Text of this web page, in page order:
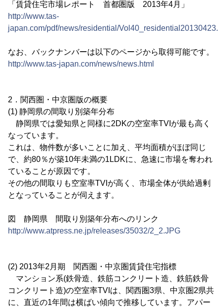
「賃貸住宅市場レポート 首都圏版 2013年4月」
http://www.tas-
japan.com/pdf/news/residential/
なお、バックナンバーは以下のページから取得可能です。
http://www.tas-japan.com/news/news.html
2．関西圏・中京圏版の概要
(1) 静岡県の間取り別築年分布
静岡県では愛知県と同様に2DKの空室率TVIが最も高く
なっています。
これは、物件数が多いことに加え、平均面積がほぼ同じ
で、約80％が築10年未満の1LDKに、急速に市場を奪われ
ていることが原因です。
その他の間取りも空室率TVIが高く、市場全体が供給過剰
となっていることが伺えます。
図 静岡県 間取り別築年分布へのリンク
http://www.atpress.ne.jp/releases/35032/2_2.JPG
(2) 2013年2月期 関西圏・中京圏賃貸住宅指標
マンション系(鉄骨造、鉄筋コンクリート造、鉄筋鉄骨
コンクリート造)の空室率TVIは、関西圏3県、中京圏2県共
に、直近の1年間は横ばい傾向で推移しています。アパー